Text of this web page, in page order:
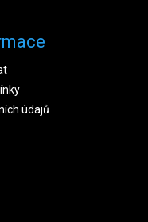
údajů